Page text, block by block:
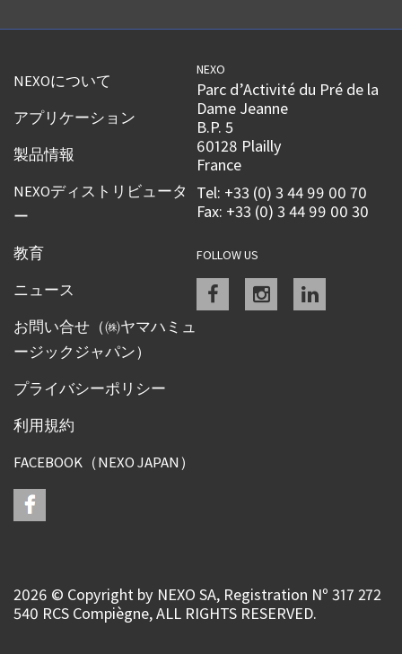
NEXOについて
アプリケーション
製品情報
NEXOディストリビュータ
ー
教育
ニュース
お問い合せ（㈱ヤマハミュ
ージックジャパン）
プライバシーポリシー
利用規約
FACEBOOK（NEXO JAPAN）
NEXO
Parc d’Activité du Pré de la
Dame Jeanne
B.P. 5
60128 Plailly
France
Tel: +33 (0) 3 44 99 00 70
Fax: +33 (0) 3 44 99 00 30
FOLLOW US
Facebookinstagramlinkedin
2026 © Copyright by NEXO SA, Registration Nº 317 272
540 RCS Compiègne, ALL RIGHTS RESERVED.